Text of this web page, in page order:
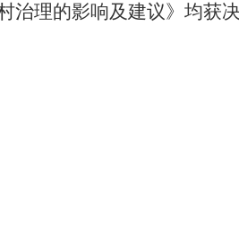
治理的影响及建议》均获